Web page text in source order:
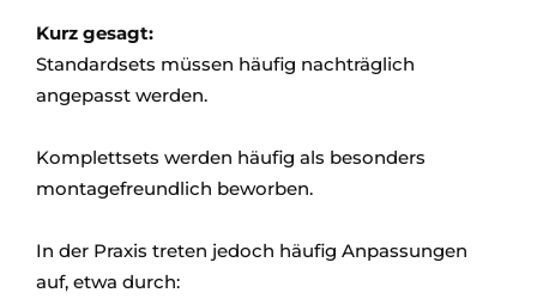
Kurz gesagt:
Standardsets müssen häufig nachträglich
angepasst werden.
Komplettsets werden häufig als besonders
montagefreundlich beworben.
In der Praxis treten jedoch häufig Anpassungen
auf, etwa durch: